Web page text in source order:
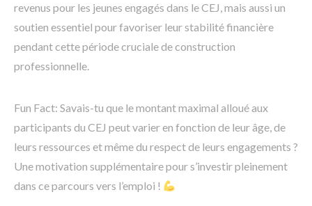
revenus pour les jeunes engagés dans le CEJ, mais aussi un
soutien essentiel pour favoriser leur stabilité financière
pendant cette période cruciale de construction
professionnelle.
Fun Fact: Savais-tu que le montant maximal alloué aux
participants du CEJ peut varier en fonction de leur âge, de
leurs ressources et même du respect de leurs engagements ?
Une motivation supplémentaire pour s’investir pleinement
dans ce parcours vers l’emploi !